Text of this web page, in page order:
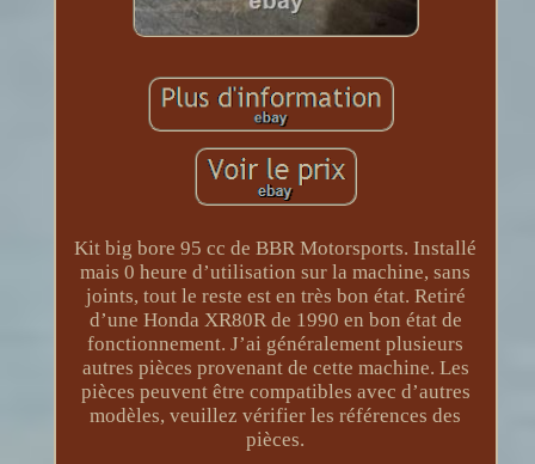
Kit big bore 95 cc de BBR Motorsports. Installé
mais 0 heure d’utilisation sur la machine, sans
joints, tout le reste est en très bon état. Retiré
d’une Honda XR80R de 1990 en bon état de
fonctionnement. J’ai généralement plusieurs
autres pièces provenant de cette machine. Les
pièces peuvent être compatibles avec d’autres
modèles, veuillez vérifier les références des
pièces.